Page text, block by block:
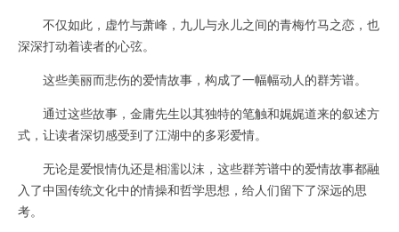
不仅如此，虚竹与萧峰，九儿与永儿之间的青梅竹马之恋，也
深深打动着读者的心弦。
这些美丽而悲伤的爱情故事，构成了一幅幅动人的群芳谱。
通过这些故事，金庸先生以其独特的笔触和娓娓道来的叙述方
式，让读者深切感受到了江湖中的多彩爱情。
无论是爱恨情仇还是相濡以沫，这些群芳谱中的爱情故事都融
入了中国传统文化中的情操和哲学思想，给人们留下了深远的思
考。